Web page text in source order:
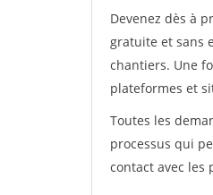
Devenez dès à
gratuite et sans
chantiers. Une
plateformes et
Toutes les
processus qui
contact avec